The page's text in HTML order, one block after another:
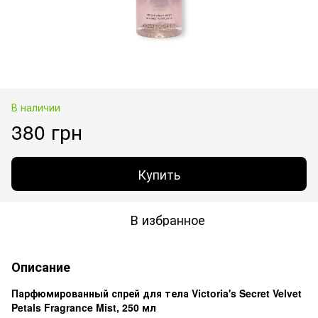
В наличии
380 грн
Купить
В избранное
Описание
Парфюмированный спрей для тела Victoria's Secret Velvet
Petals Fragrance Mist, 250 мл